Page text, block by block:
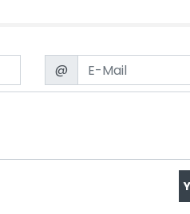
Email
@